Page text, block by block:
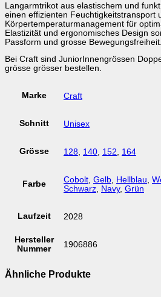
Langarmtrikot aus elastischem und
einen effizienten Feuchtigkeitstransport
Körpertemperaturmanagement für
Elastizität und ergonomisches Design
Passform und grosse Bewegungsfreiheit.
Bei Craft sind JuniorInnengrössen
grösse grösser bestellen.
Marke Craft
Schnitt Unisex
Grösse 128 140 152 164
Farbe Cobolt Gelb Hellblau
Schwarz Navy, Grün
Laufzeit 2028
Hersteller
Nummer
1906886
Ähnliche Produkte